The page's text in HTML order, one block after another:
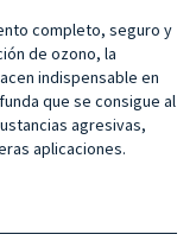
completo, seguro y
de ozono, la
indispensable en
que se consigue al
agresivas,
aplicaciones.